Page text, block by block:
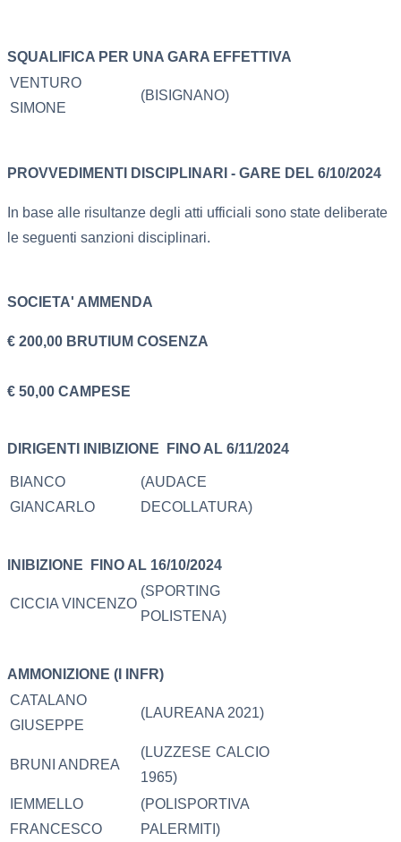
SQUALIFICA PER UNA GARA EFFETTIVA
VENTURO
SIMONE
(BISIGNANO)
PROVVEDIMENTI DISCIPLINARI - GARE DEL 6/10/2024
In base alle risultanze degli atti ufficiali sono state deliberate
le seguenti sanzioni disciplinari.
SOCIETA' AMMENDA
€ 200,00 BRUTIUM COSENZA
€ 50,00 CAMPESE
DIRIGENTI INIBIZIONE FINO AL 6/11/2024
BIANCO
GIANCARLO
(AUDACE
DECOLLATURA)
INIBIZIONE FINO AL 16/10/2024
CICCIA VINCENZO
(SPORTING
POLISTENA)
AMMONIZIONE (I INFR)
CATALANO
GIUSEPPE
(LAUREANA 2021)
BRUNI ANDREA
(LUZZESE CALCIO
1965)
IEMMELLO
FRANCESCO
(POLISPORTIVA
PALERMITI)